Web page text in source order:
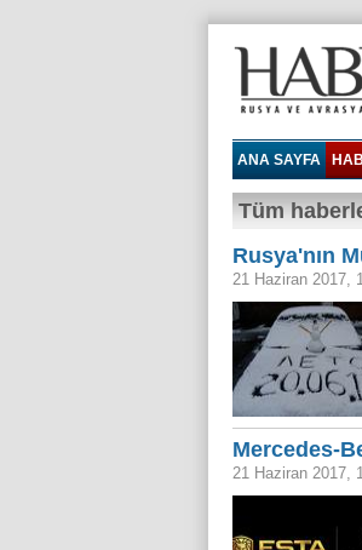
ANA SAYFA
Tüm
Rusya'nın
21 Haziran 2017,
Mercedes-
21 Haziran 2017,